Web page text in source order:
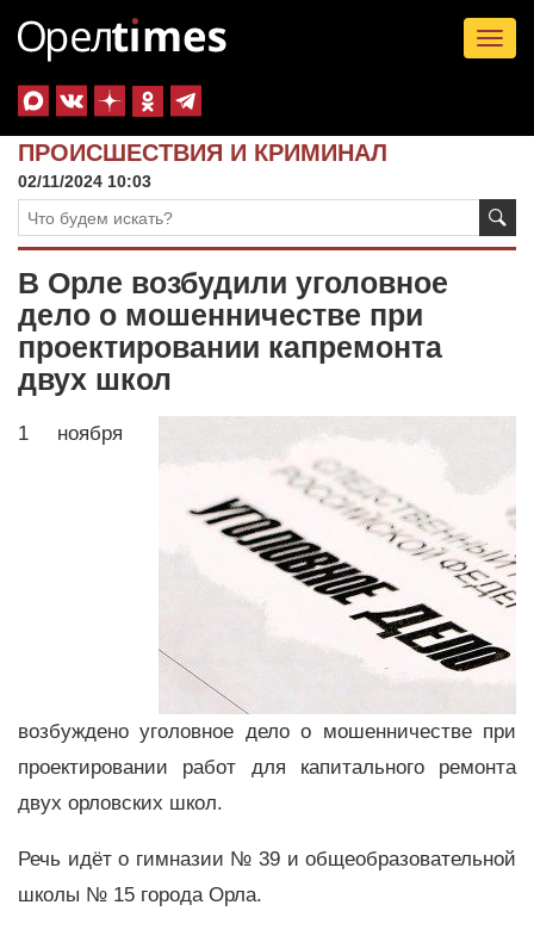
ПРОИСШЕСТВИЯ И КРИМИНАЛ
02/11/2024 10:03
В Орле возбудили уголовное
дело о мошенничестве при
проектировании капремонта
двух школ
1 ноября
возбуждено уголовное дело о мошенничестве при
проектировании работ для капитального ремонта
двух орловских школ.
Речь идёт о гимназии № 39 и общеобразовательной
школы № 15 города Орла.